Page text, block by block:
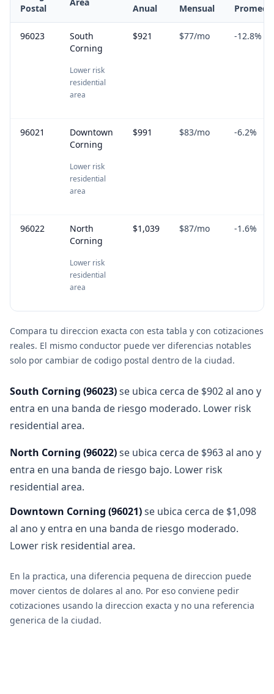
Postal
Anual
Mensual
96023
South
Corning
Lower risk
residential
area
$921 $77/mo -12.8%
96021
Downtown
Corning
Lower risk
residential
area
$991 $83/mo -6.2%
96022
North
Corning
Lower risk
residential
area
$1,039 $87/mo -1.6%
Compara tu direccion exacta con esta tabla y con cotizaciones
reales. El mismo conductor puede ver diferencias notables
solo por cambiar de codigo postal dentro de la ciudad.
South Corning (96023)se ubica cerca de $902 al ano y
entra en una banda de riesgo moderado. Lower risk
residential area.
North Corning (96022)se ubica cerca de $963 al ano y
entra en una banda de riesgo bajo. Lower risk
residential area.
Downtown Corning (96021)se ubica cerca de $1,098
al ano y entra en una banda de riesgo moderado.
Lower risk residential area.
En la practica, una diferencia pequena de direccion puede
mover cientos de dolares al ano. Por eso conviene pedir
cotizaciones usando la direccion exacta y no una referencia
generica de la ciudad.